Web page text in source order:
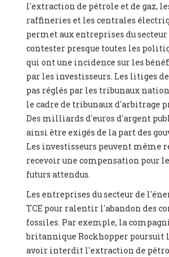
l'extraction de pétrole et de gaz,
raffineries et les centrales
permet aux entreprises du
contester presque toutes les
qui ont une incidence sur les
par les investisseurs. Les litiges
pas réglés par les tribunaux
le cadre de tribunaux d'arbitrage
Des milliards d'euros d'argent
ainsi être exigés de la part des
Les investisseurs peuvent même
recevoir une compensation pour
futurs attendus.
Les entreprises du secteur de
TCE pour ralentir l'abandon des
fossiles. Par exemple, la
britannique Rockhopper poursuit
avoir interdit l'extraction de